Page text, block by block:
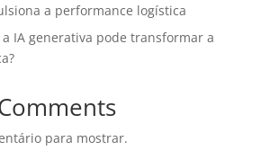
a performance logística
IA generativa pode transformar a
para mostrar.